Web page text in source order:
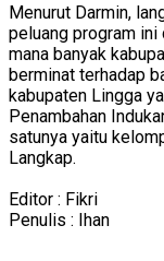
Menurut Darmin,
peluang program
mana banyak
berminat terhadap
kabupaten Lingga
Penambahan
satunya yaitu
Langkap.
Editor : Fikri
Penulis : Ihan